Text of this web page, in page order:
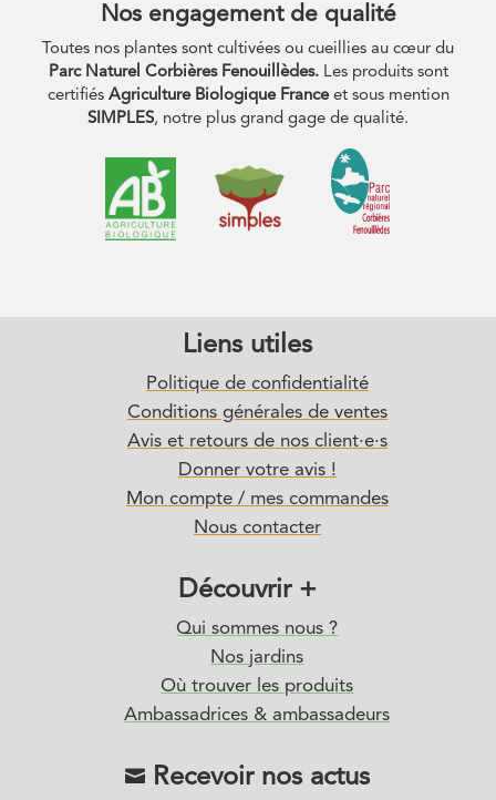
Nos engagement de qualité
Toutes nos plantes sont cultivées ou cueillies au cœur du
Parc Naturel Corbières Fenouillèdes.Les produits sont
certifiésAgriculture Biologique Franceet sous mention
SIMPLES, notre plus grand gage de qualité.
Liens utiles
Politique de confidentialité
Conditions générales de ventes
Avis et retours de nos client·e·s
Donner votre avis !
Mon compte / mes commandes
Nous contacter
Découvrir +
Qui sommes nous ?
Nos jardins
Où trouver les produits
Ambassadrices & ambassadeurs
 Recevoir nos actus